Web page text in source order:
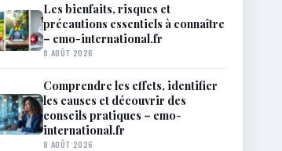
Les bienfaits, risques et
précautions essentiels à connaître
– emo-international.fr
8 AOÛT 2026
Comprendre les effets, identifier
les causes et découvrir des
conseils pratiques – emo-
international.fr
8 AOÛT 2026